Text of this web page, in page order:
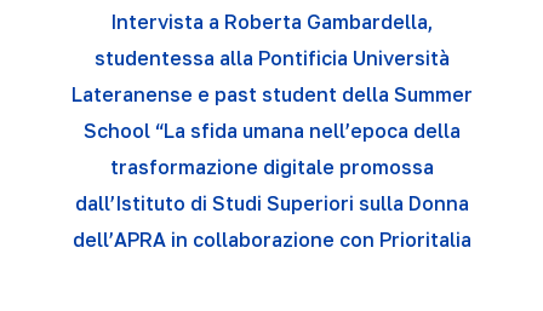
Intervista a Roberta Gambardella,
studentessa alla Pontificia Università
Lateranense e past student della Summer
School “La sfida umana nell’epoca della
trasformazione digitale promossa
dall’Istituto di Studi Superiori sulla Donna
dell’APRA in collaborazione con Prioritalia